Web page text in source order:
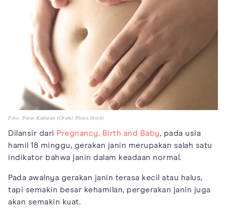
Foto: Perut Kedutan (Orami Photo Stock)
Dilansir dari Pregnancy, Birth and Baby, pada usia
hamil 18 minggu, gerakan janin merupakan salah satu
indikator bahwa janin dalam keadaan normal.
Pada awalnya gerakan janin terasa kecil atau halus,
tapi semakin besar kehamilan, pergerakan janin juga
akan semakin kuat.